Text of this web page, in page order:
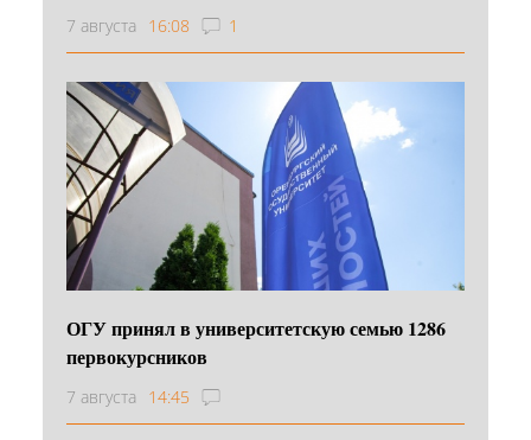
7 августа 16:08 1
ОГУ принял в университетскую семью 1286
первокурсников
7 августа 14:45